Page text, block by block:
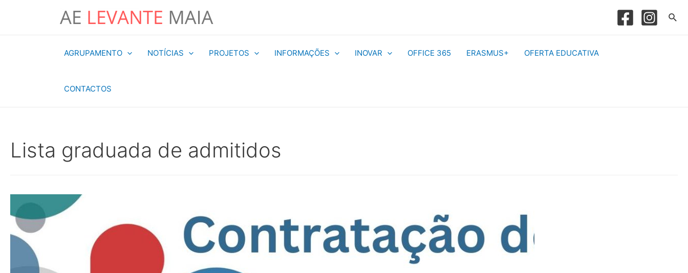
AGRUPAMENTO NOTÍCIAS PROJETOS INFORMAÇÕES INOVAR OFFICE 365 ERASMUS+ OFERTA EDUCATIVA
CONTACTOS
Lista graduada de admitidos